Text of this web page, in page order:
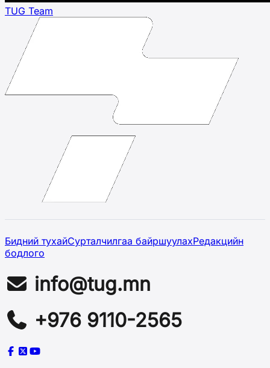
TUG Team
Бидний тухайСурталчилгаа байршуулахРедакцийн
бодлого
info@tug.mn
+976 9110-2565